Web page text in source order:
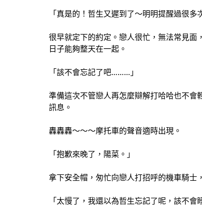
「真是的！哲生又遲到了～明明提醒過很多
很早就定下的約定。戀人很忙，無法常見
日子能夠整天在一起。
「該不會忘記了吧………」
準備這次不管戀人再怎麼辯解打哈哈也不
訊息。
轟轟轟～～～摩托車的聲音適時出現。
「抱歉來晚了，陽菜。」
拿下安全帽，匆忙向戀人打招呼的機車騎士
「太慢了，我還以為哲生忘記了呢，該不會